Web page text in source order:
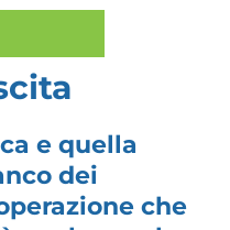
e quella
dei
che